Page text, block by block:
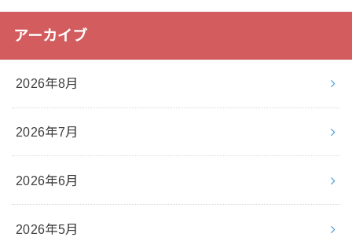
アーカイブ
2026年8月
2026年7月
2026年6月
2026年5月